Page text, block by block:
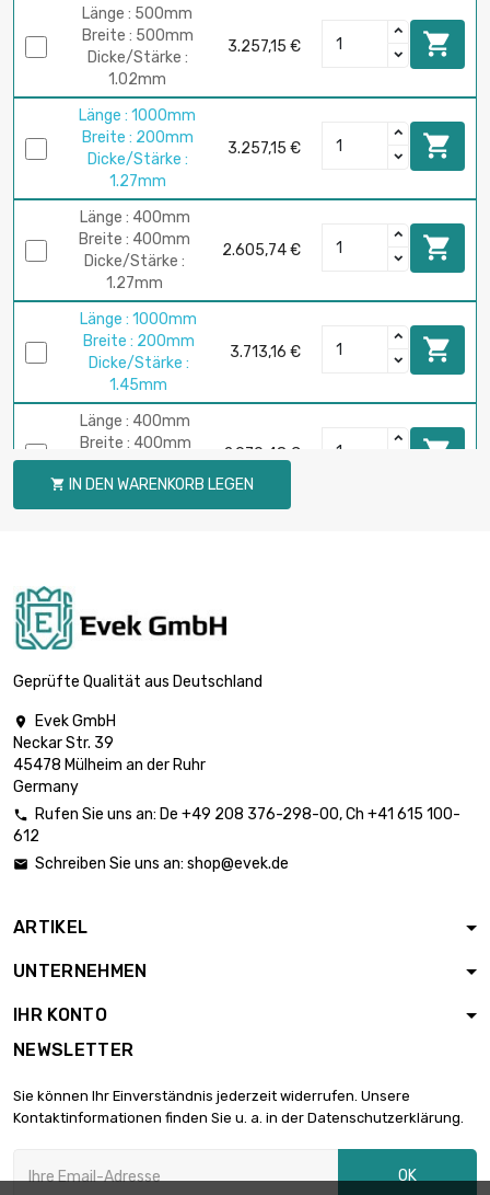
Länge : 500mm
Breite : 500mm
Dicke/Stärke :
1.02mm
3.257,15 € 
Länge : 1000mm
Breite : 200mm
Dicke/Stärke :
1.27mm
3.257,15 € 
Länge : 400mm
Breite : 400mm
Dicke/Stärke :
1.27mm
2.605,74 € 
Länge : 1000mm
Breite : 200mm
Dicke/Stärke :
1.45mm
3.713,16 € 
Länge : 400mm
Breite : 400mm
Dicke/Stärke :
1.45mm
2.970,48 € 
Länge : 400mm
1.6mm
Länge : 300mm
Breite : 300mm
Dicke/Stärke :
Dicke/Stärke :
3.754,69 €
Länge : 300mm
Dicke/Stärke :
Breite : 300mm
2.36mm
Dicke/Stärke :
 IN DEN WARENKORB LEGEN
Geprüfte Qualität aus Deutschland

Evek GmbH
Neckar Str. 39
45478 Mülheim an der Ruhr
Germany
 Rufen Sie uns an: De +49 208 376-298-00, Ch +41 615 100-
612
 Schreiben Sie uns an: shop@evek.de
ARTIKEL
UNTERNEHMEN
IHR KONTO
NEWSLETTER
Sie können Ihr Einverständnis jederzeit widerrufen. Unsere
Kontaktinformationen finden Sie u. a. in der Datenschutzerklärung.
OK